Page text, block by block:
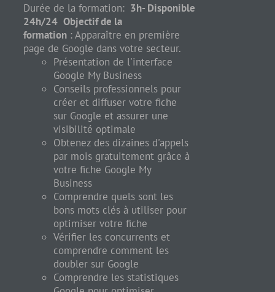
Durée de la formation: 3h- Disponible
24h/24 Objectif de la
formation: Apparaître en première
page de Google dans votre secteur.
​​​​​​Présentation de l'interface
Google My Business
Conseils professionnels pour
créer et diffuser votre fiche
sur Google et assurer une
visibilité optimale
Obtenez des dizaines d'appels
par mois gratuitement grâce à
votre fiche Google My
Business
Comprendre quels sont les
bons mots clés à utiliser pour
optimiser votre fiche
Vérifier les concurrents et
comprendre comment les
doubler sur Google
Comprendre les statistiques